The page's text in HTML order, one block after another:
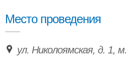
Место проведения
ул. Николоямская, д. 1,